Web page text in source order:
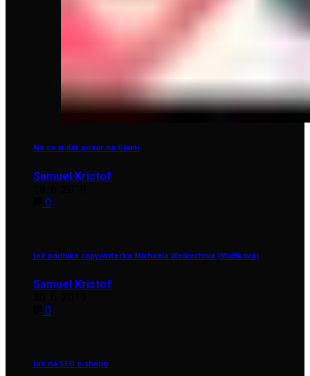
Na co si dát pozor na Glami
Samuel Kristof
0
Jak podniká copywriterka Michaela Weikertová (Mužíková)
Samuel Kristof
0
Jak na SEO e-shopu